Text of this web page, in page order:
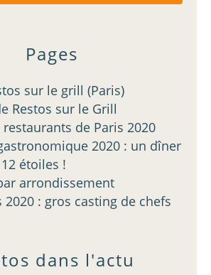
Pages
sur le grill (Paris)
Restos sur le Grill
de Paris 2020
2020 : un dîner
étoiles !
arrondissement
2020 : gros casting de chefs
dans l'actu